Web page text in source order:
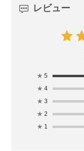
レビュー
★ 5
★ 4
★ 3
★ 2
★ 1